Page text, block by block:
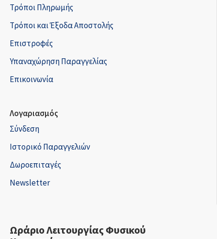
Τρόποι Πληρωμής
Τρόποι και Έξοδα Αποστολής
Επιστροφές
Υπαναχώρηση Παραγγελίας
Επικοινωνία
Λογαριασμός
Σύνδεση
Ιστορικό Παραγγελιών
Δωροεπιταγές
Newsletter
Ωράριο Λειτουργίας Φυσικού